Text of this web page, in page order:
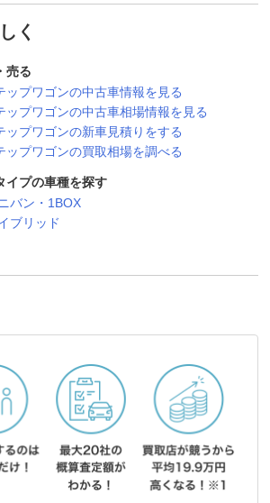
く
売る
ップワゴンの中古車情報を見る
ップワゴンの中古車相場情報を見る
ップワゴンの新車見積りをする
ップワゴンの買取相場を調べる
イプの車種を探す
バン・1BOX
ブリッド